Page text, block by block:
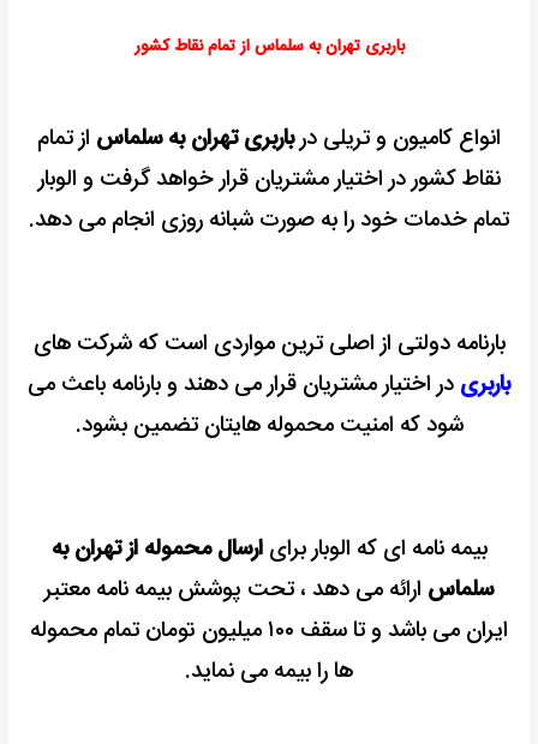
باربری تهران به سلماس از تمام نقاط کشور
انواع کامیون و تریلی درباربری تهران به سلماس از تمام
نقاط کشور در اختیار مشتریان قرار خواهد گرفت و الوبار
تمام خدمات خود را به صورت شبانه روزی انجام می دهد.
بارنامه دولتی از اصلی ترین مواردی است که شرکت های
باربری در اختیار مشتریان قرار می دهند و بارنامه باعث می
شود که امنیت محموله هایتان تضمین بشود.
بیمه نامه ای که الوبار برایارسال محموله از تهران به
سلماس ارائه می دهد ، تحت پوشش بیمه نامه معتبر
ایران می باشد و تا سقف ۱۰۰ میلیون تومان تمام محموله
ها را بیمه می نماید.